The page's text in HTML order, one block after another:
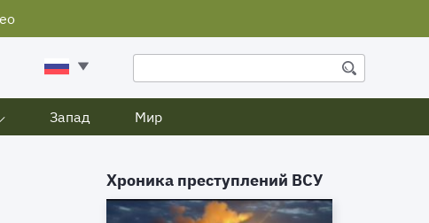
Запад Мир
Хроника преступлений ВСУ